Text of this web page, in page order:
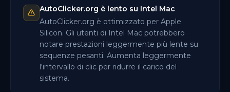
AutoClicker.org è lento su Intel Mac
AutoClicker.org è ottimizzato per Apple
Silicon. Gli utenti di Intel Mac potrebbero
notare prestazioni leggermente più lente su
sequenze pesanti. Aumenta leggermente
l'intervallo di clic per ridurre il carico del
sistema.